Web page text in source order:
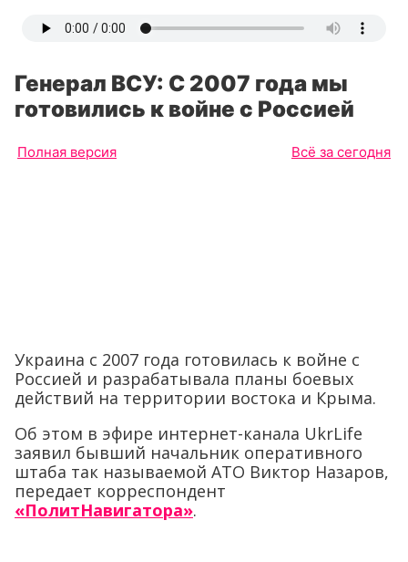
Генерал ВСУ: С 2007 года мы
готовились к войне с Россией
Полная версия Всё за сегодня
Украина с 2007 года готовилась к войне с
Россией и разрабатывала планы боевых
действий на территории востока и Крыма.
Об этом в эфире интернет-канала UkrLife
заявил бывший начальник оперативного
штаба так называемой АТО Виктор Назаров,
передает корреспондент
«ПолитНавигатора».